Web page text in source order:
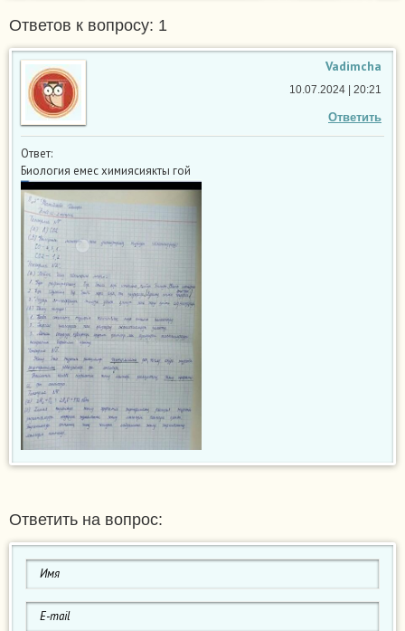
Ответов к вопросу: 1
Vadimcha
Ответить
10.07.2024 | 20:21
Ответ:
Биология емес химиясиякты гой
Ответить на вопрос: